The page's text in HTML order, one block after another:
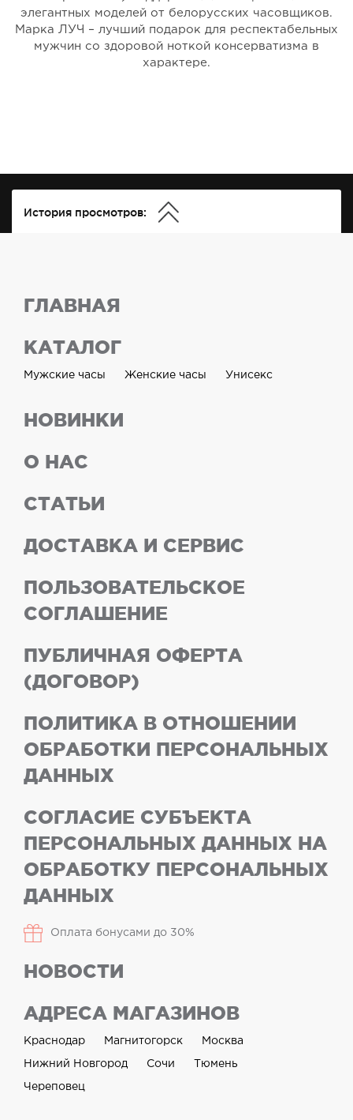
элегантных моделей от белорусских часовщиков.
Марка ЛУЧ – лучший подарок для респектабельных
мужчин со здоровой ноткой консерватизма в
характере.
История просмотров:
ГЛАВНАЯ
КАТАЛОГ
Мужские часы Женские часы Унисекс
НОВИНКИ
О НАС
СТАТЬИ
ДОСТАВКА И СЕРВИС
ПОЛЬЗОВАТЕЛЬСКОЕ
СОГЛАШЕНИЕ
ПУБЛИЧНАЯ ОФЕРТА
(ДОГОВОР)
ПОЛИТИКА В ОТНОШЕНИИ
ОБРАБОТКИ ПЕРСОНАЛЬНЫХ
ДАННЫХ
СОГЛАСИЕ СУБЪЕКТА
ПЕРСОНАЛЬНЫХ ДАННЫХ НА
ОБРАБОТКУ ПЕРСОНАЛЬНЫХ
ДАННЫХ
Оплата бонусами до 30%
НОВОСТИ
АДРЕСА МАГАЗИНОВ
Краснодар Магнитогорск Москва
Нижний Новгород Сочи Тюмень
Череповец